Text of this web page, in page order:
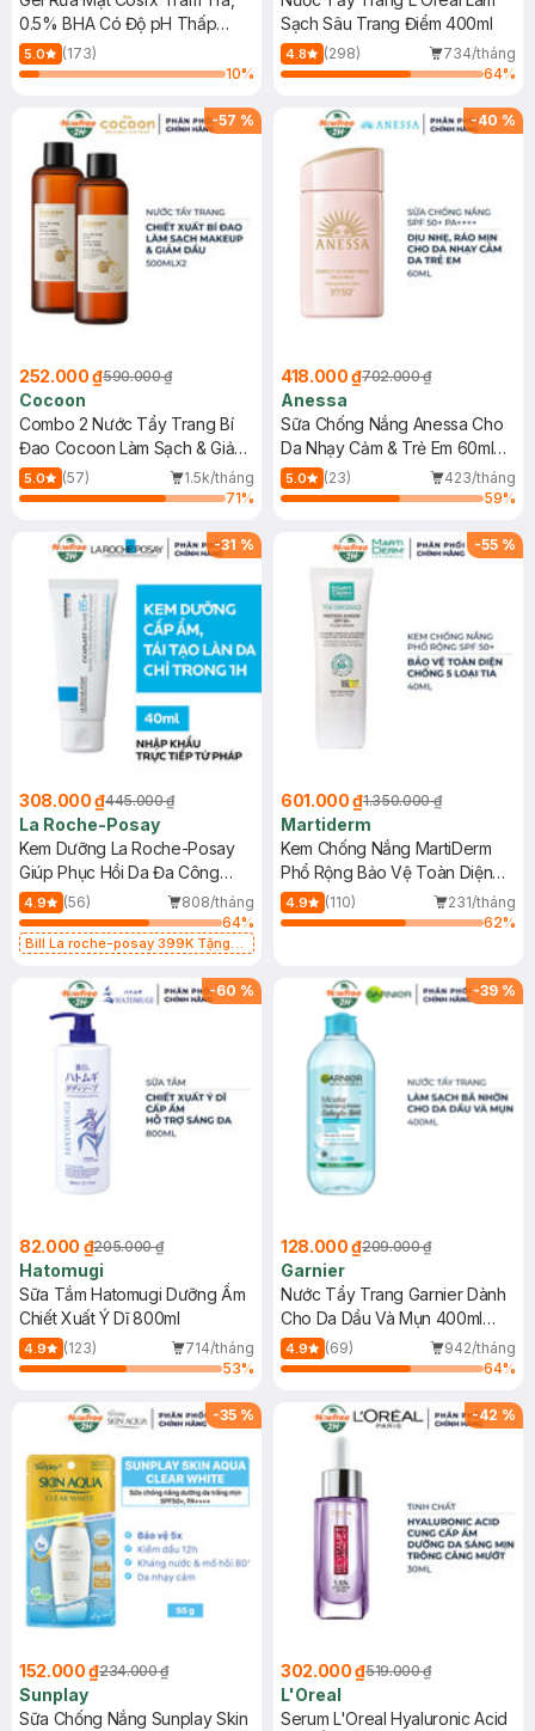
0.5% BHA Có Độ pH Thấp
150ml
5.0
(173)
10%
Sạch Sâu Trang Điểm 400ml
4.8 (298)
734/tháng
64%
-57 %
252.000 ₫590.000 ₫
Cocoon
Combo 2 Nước Tẩy Trang Bí
Đao Cocoon Làm Sạch & Giảm
Dầu 500ml
5.0 (57)
1.5k/tháng
71%
-40 %
418.000 ₫702.000 ₫
Anessa
Sữa Chống Nắng Anessa Cho
Da Nhạy Cảm & Trẻ Em 60ml
(Mới)
5.0 (23)
423/tháng
59%
-31 %
308.000 ₫445.000 ₫
La Roche-Posay
Kem Dưỡng La Roche-Posay
Giúp Phục Hồi Da Đa Công
Dụng 40ml
4.9 (56)
808/tháng
64%
Bill La roche-posay 399K Tặng
(SL có hạn)
-55 %
601.000 ₫1.350.000 ₫
Martiderm
Kem Chống Nắng MartiDerm
Phổ Rộng Bảo Vệ Toàn Diện
40ml
4.9 (110)
231/tháng
62%
-60 %
82.000 ₫205.000 ₫
Hatomugi
Sữa Tắm Hatomugi Dưỡng Ẩm
Chiết Xuất Ý Dĩ 800ml
4.9 (123)
714/tháng
53%
-39 %
128.000 ₫209.000 ₫
Garnier
Nước Tẩy Trang Garnier Dành
Cho Da Dầu Và Mụn 400ml
(Mới)
4.9 (69)
942/tháng
64%
-35 %
152.000 ₫234.000 ₫
Sunplay
Sữa Chống Nắng Sunplay Skin
-42 %
302.000 ₫519.000 ₫
L'Oreal
Serum L'Oreal Hyaluronic Acid